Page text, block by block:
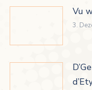
Vu
3.